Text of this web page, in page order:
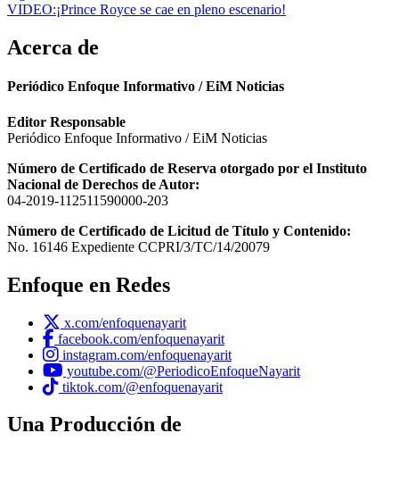
entradas
VIDEO:¡Prince Royce se cae en pleno escenario!
Acerca de
Periódico Enfoque Informativo / EiM Noticias
Editor Responsable
Periódico Enfoque Informativo / EiM Noticias
Número de Certificado de Reserva otorgado por el Instituto
Nacional de Derechos de Autor:
04-2019-112511590000-203
Número de Certificado de Licitud de Título y Contenido:
No. 16146 Expediente CCPRI/3/TC/14/20079
Enfoque en Redes
x.com/enfoquenayarit
facebook.com/enfoquenayarit
instagram.com/enfoquenayarit
youtube.com/@PeriodicoEnfoqueNayarit
tiktok.com/@enfoquenayarit
Una Producción de